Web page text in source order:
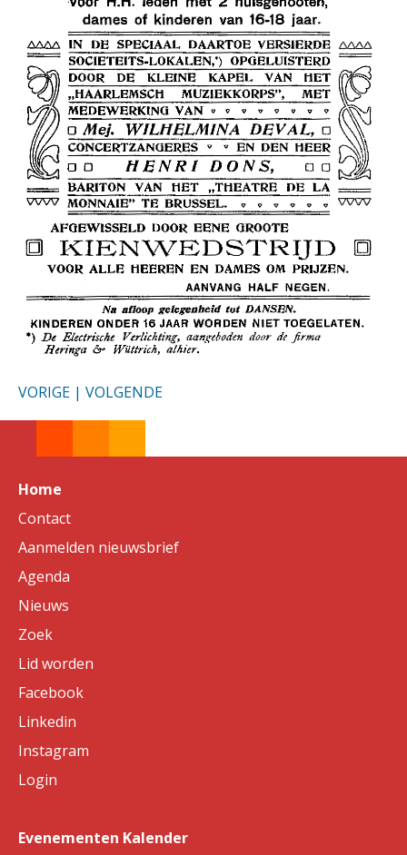
VORIGE | VOLGENDE
Home
Contact
Aanmelden nieuwsbrief
Agenda
Nieuws
Zoek
Lid worden
Facebook
Linkedin
Instagram
Login
Evenementen Kalender